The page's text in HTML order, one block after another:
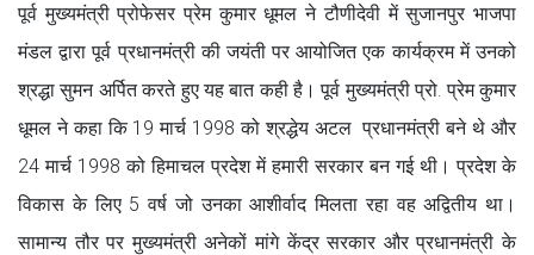
पूर्व मुख्यमंत्री प्रोफेसर प्रेम कुमार धूमल ने टौणीदेवी में सुजानपुर भाजपा
मंडल द्वारा पूर्व प्रधानमंत्री की जयंती पर आयोजित एक कार्यक्रम में उनको
श्रद्धा सुमन अर्पित करते हुए यह बात कही है। पूर्व मुख्यमंत्री प्रो. प्रेम कुमार
धूमल ने कहा कि 19 मार्च 1998 को श्रद्धेय अटल प्रधानमंत्री बने थे और
24 मार्च 1998 को हिमाचल प्रदेश में हमारी सरकार बन गई थी। प्रदेश के
विकास के लिए 5 वर्ष जो उनका आशीर्वाद मिलता रहा वह अद्वितीय था।
सामान्य तौर पर मुख्यमंत्री अनेकों मांगे केंद्र सरकार और प्रधानमंत्री के